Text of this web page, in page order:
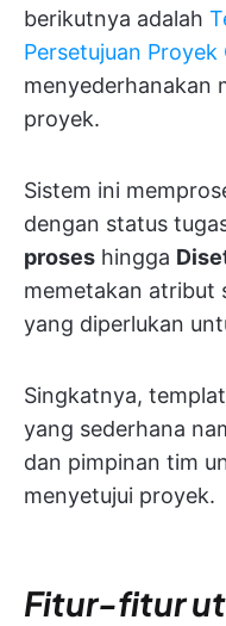
berikutnya adalah
Persetujuan Proyek
menyederhanakan
proyek.
Sistem ini
dengan status
proses hingga
memetakan atribut
yang diperlukan
Singkatnya,
yang sederhana
dan pimpinan tim
menyetujui proyek.
Fitur-fitur